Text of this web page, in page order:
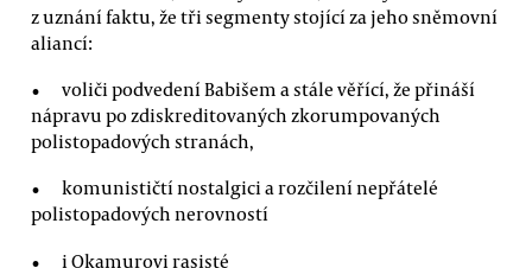
z uznání faktu, že tři segmenty stojící za jeho sněmovní
aliancí:
voliči podvedení Babišem a stále věřící, že přináší
nápravu po zdiskreditovaných zkorumpovaných
polistopadových stranách,
komunističtí nostalgici a rozčilení nepřátelé
polistopadových nerovností
i Okamurovi rasisté